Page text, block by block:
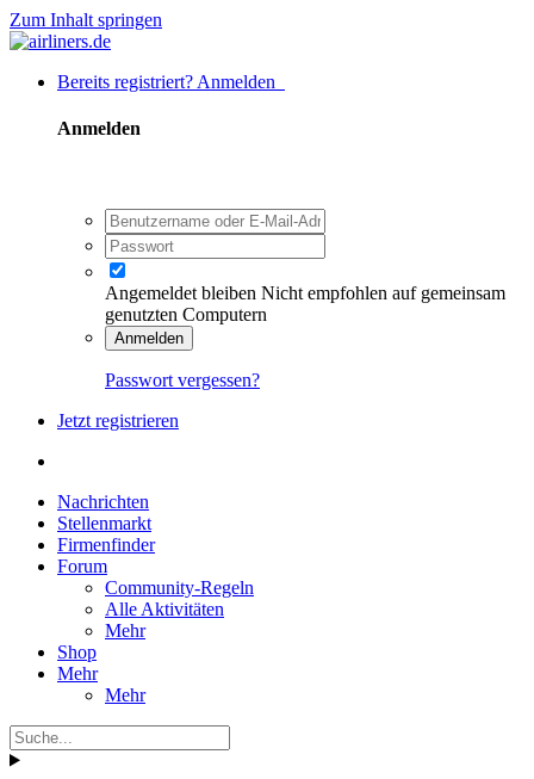
Zum Inhalt springen
Bereits registriert? Anmelden
Anmelden
Angemeldet bleiben Nicht empfohlen auf gemeinsam
genutzten Computern
Anmelden
Passwort vergessen?
Jetzt registrieren
Nachrichten
Stellenmarkt
Firmenfinder
Forum
Community-Regeln
Alle Aktivitäten
Mehr
Shop
Mehr
Mehr